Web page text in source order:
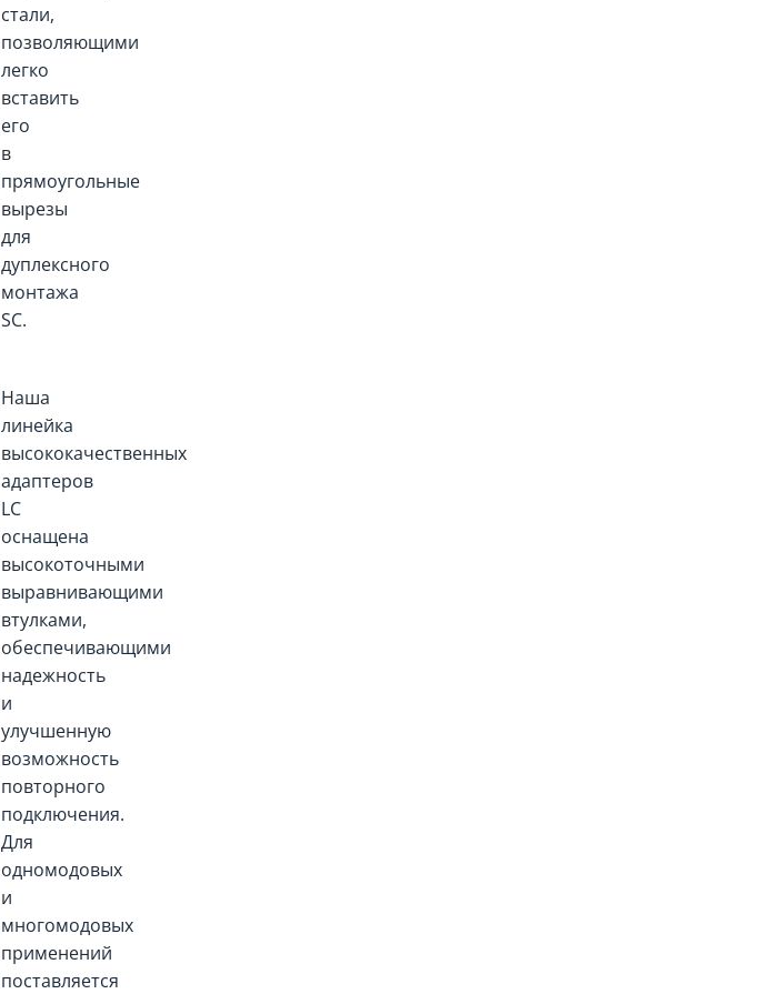
стали,
позволяющими
легко
вставить
его
в
прямоугольные
вырезы
для
дуплексного
монтажа
SC.
Наша
линейка
высококачественных
адаптеров
LC
оснащена
высокоточными
выравнивающими
втулками,
обеспечивающими
надежность
и
улучшенную
возможность
повторного
подключения.
Для
одномодовых
и
многомодовых
применений
поставляется